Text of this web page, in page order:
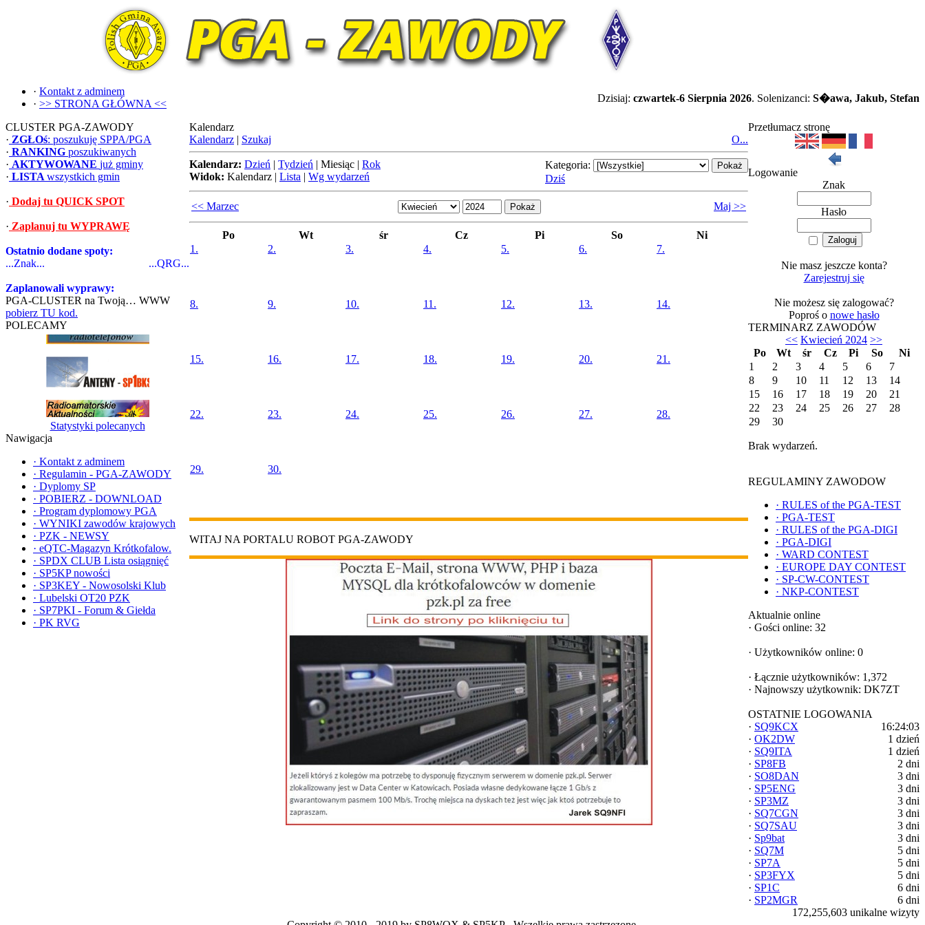
· Kontakt z adminem
· >> STRONA GŁÓWNA << Dzisiaj: czwartek-6 Sierpnia 2026. Solenizanci: S�awa, Jakub, Stefan
CLUSTER PGA-ZAWODY
· ZGŁOś: poszukuję SPPA/PGA
· RANKING poszukiwanych
· AKTYWOWANE już gminy
· LISTA wszystkich gmin
· Dodaj tu QUICK SPOT
· Zaplanuj tu WYPRAWĘ
Ostatnio dodane spoty:
...Znak...
...QRG...
Zaplanowali wyprawy:
PGA-CLUSTER na Twoją… WWW
pobierz TU kod.
POLECAMY
Statystyki polecanych
Nawigacja
· Kontakt z adminem
· Regulamin - PGA-ZAWODY
· Dyplomy SP
· POBIERZ - DOWNLOAD
· Program dyplomowy PGA
· WYNIKI zawodów krajowych
· PZK - NEWSY
· eQTC-Magazyn Krótkofalow.
· SPDX CLUB Lista osiągnięć
· SP5KP nowości
· SP3KEY - Nowosolski Klub
· Lubelski OT20 PZK
· SP7PKI - Forum & Giełda
· PK RVG
Kalendarz
Kalendarz | Szukaj O...
Kalendarz: Dzień | Tydzień | Miesiąc | Rok
Widok: Kalendarz | Lista | Wg wydarzeń
Kategoria:
Dziś
<< Marzec Maj >>
Po Wt śr Cz Pi So
Ni
1.
2. 3. 4. 5. 6. 7.
8. 9. 10. 11. 12. 13. 14.
15. 16. 17. 18. 19. 20. 21.
22. 23. 24. 25. 26. 27. 28.
29. 30.
WITAJ NA PORTALU ROBOT PGA-ZAWODY
Przetłumacz stronę
Logowanie
Znak
Hasło
Nie masz jeszcze konta?
Zarejestruj się
Nie możesz się zalogować?
Poproś o nowe hasło
TERMINARZ ZAWODÓW
<< Kwiecień 2024 >>
Po
Wt śr Cz Pi So
Ni
1
2 3 4 5 6
7
8
9 10 11 12 13
14
15
16 17 18 19 20
21
22
23 24 25 26 27
28
29
30
Brak wydarzeń.
REGULAMINY ZAWODOW
· RULES of the PGA-TEST
· PGA-TEST
· RULES of the PGA-DIGI
· PGA-DIGI
· WARD CONTEST
· EUROPE DAY CONTEST
· SP-CW-CONTEST
· NKP-CONTEST
Aktualnie online
· Gości online: 32
· Użytkowników online: 0
· Łącznie użytkowników: 1,372
· Najnowszy użytkownik: DK7ZT
OSTATNIE LOGOWANIA
· SQ9KCX
16:24:03
· OK2DW
1 dzień
· SQ9ITA
1 dzień
· SP8FB
2 dni
· SO8DAN
3 dni
· SP5ENG
3 dni
· SP3MZ
3 dni
· SQ7CGN
3 dni
· SQ7SAU
3 dni
· Sp9bat
3 dni
· SQ7M
5 dni
· SP7A
5 dni
· SP3FYX
5 dni
· SP1C
6 dni
· SP2MGR
6 dni
172,255,603 unikalne wizyty